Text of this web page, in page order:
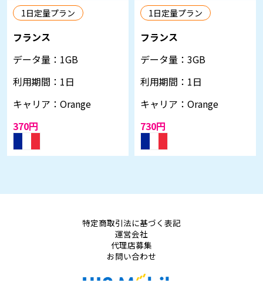
1日定量プラン
フランス
データ量： 1GB
利用期間： 1日
キャリア： Orange
370円
1日定量プラン
フランス
データ量： 3GB
利用期間： 1日
キャリア： Orange
730円
特定商取引法に基づく表記
運営会社
代理店募集
お問い合わせ